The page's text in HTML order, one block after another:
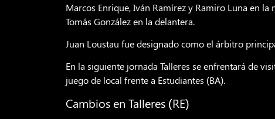
Marcos Enrique, Iván Ramírez y Ramiro Luna en
Tomás González en la delantera.
Juan Loustau fue designado como el árbitro
En la siguiente jornada Talleres se enfrentará de
juego de local frente a Estudiantes (BA).
Cambios en Talleres (RE)